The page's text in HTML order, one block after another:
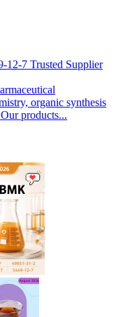
12-7 Trusted Supplier
organic synthesis
products...